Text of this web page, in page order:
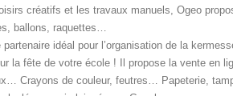
créatifs et les travaux manuels, Ogeo
ballons, raquettes…
partenaire idéal pour l’organisation de la
la fête de votre école ! Il propose la vente en
Crayons de couleur, feutres… Papeterie,